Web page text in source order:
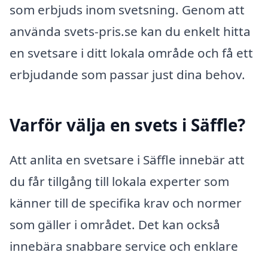
som erbjuds inom svetsning. Genom att
använda svets-pris.se kan du enkelt hitta
en svetsare i ditt lokala område och få ett
erbjudande som passar just dina behov.
Varför välja en svets i Säffle?
Att anlita en svetsare i Säffle innebär att
du får tillgång till lokala experter som
känner till de specifika krav och normer
som gäller i området. Det kan också
innebära snabbare service och enklare